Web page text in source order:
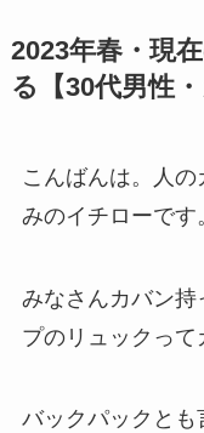
2023年春・現
る【30代男性
こんばんは。人
みのイチローです
みなさんカバン持
プのリュックって
バックパックと